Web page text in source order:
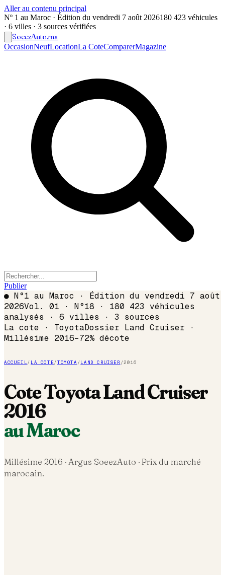
Aller au contenu principal
Nº 1 au Maroc · Édition du vendredi 7 août 2026180 423 véhicules
· 6 villes · 3 sources vérifiées
SoeezAuto.ma
OccasionNeufLocationLa CoteComparerMagazine
Publier
● N°1 au Maroc · Édition du vendredi 7 août
2026Vol. 01 · N°18 · 180 423 véhicules
analysés · 6 villes · 3 sources
La cote · ToyotaDossier Land Cruiser ·
Millésime 2016−72% décote
ACCUEIL/ LA COTE/TOYOTA /LAND CRUISER /2016
CoteToyotaLand Cruiser
2016
au Maroc
Millésime 2016 · Argus SoeezAuto · Prix du marché
marocain.